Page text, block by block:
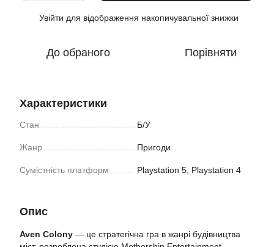
Увійти для відображення накопичувальної знижки
До обраного Порівняти
Характеристики
Стан Б/У
Жанр Пригоди
Сумістність платформ Playstation 5, Playstation 4
Опис
Aven Colony — це стратегічна гра в жанрі будівництва